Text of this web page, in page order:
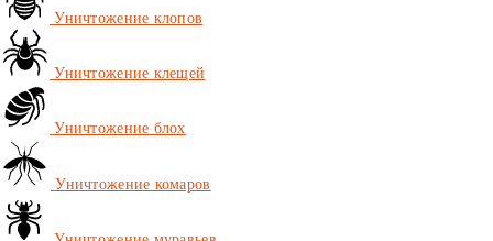
Уничтожение клопов
Уничтожение клещей
Уничтожение блох
Уничтожение комаров